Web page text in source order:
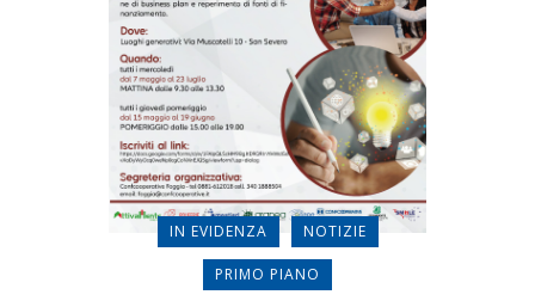
IN EVIDENZA NOTIZIE
PRIMO PIANO